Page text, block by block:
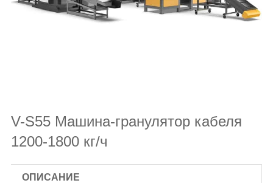
V-S55 Машина-гранулятор кабеля
1200-1800 кг/ч
ОПИСАНИЕ